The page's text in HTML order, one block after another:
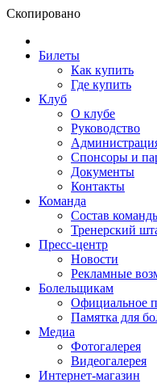
Скопировано
Билеты
Как купить
Где купить
Клуб
О клубе
Руководство
Спонсоры и
Документы
Контакты
Команда
Состав
Тренерский
Пресс-центр
Новости
Рекламные
Болельщикам
Официальное
Памятка для
Медиа
Фотогалерея
Видеогалерея
Интернет-магазин